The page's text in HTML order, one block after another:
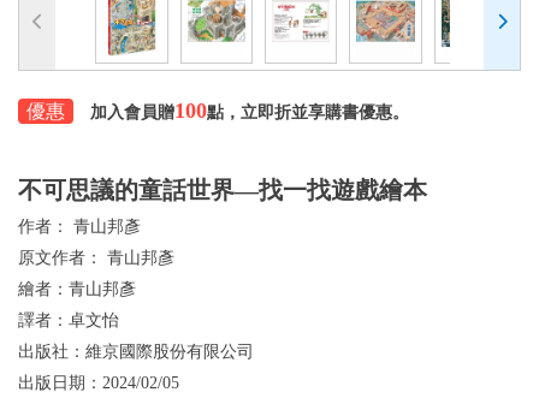
優惠 加入會員贈100點，立即折並享購書優惠。
不可思議的童話世界—找一找遊戲繪本
作者： 青山邦彥
原文作者： 青山邦彥
繪者： 青山邦彥
譯者： 卓文怡
出版社： 維京國際股份有限公司
出版日期： 2024/02/05